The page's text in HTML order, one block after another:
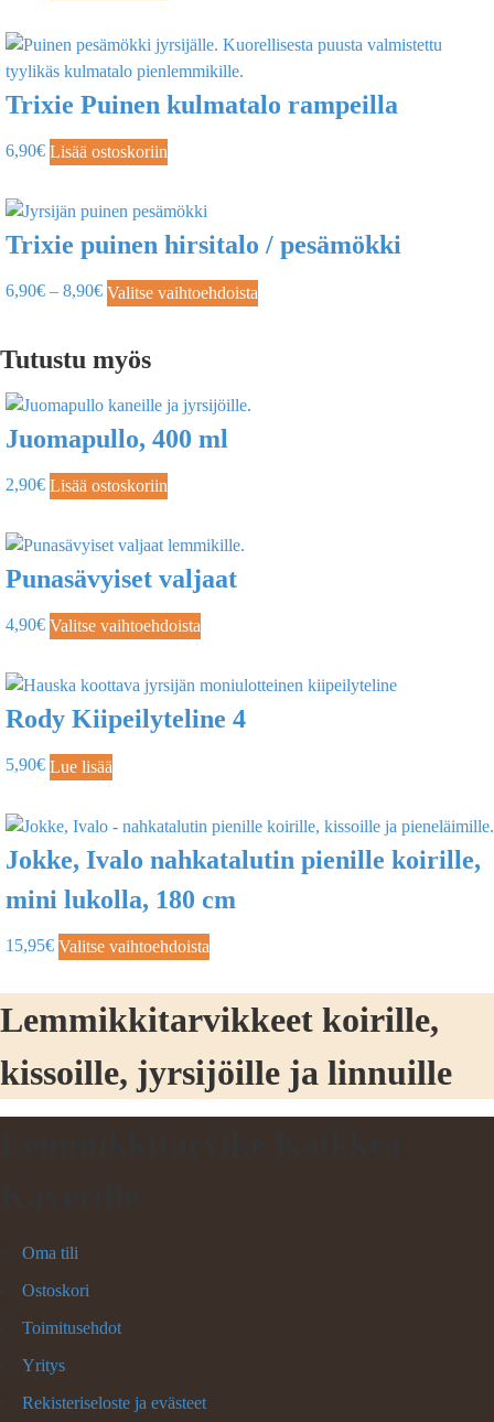
Trixie Puinen kulmatalo rampeilla
6,90€ Lisää ostoskoriin
Trixie puinen hirsitalo / pesämökki
6,90€ – 8,90€ Valitse vaihtoehdoista
Tutustu myös
Juomapullo, 400 ml
2,90€ Lisää ostoskoriin
Punasävyiset valjaat
4,90€ Valitse vaihtoehdoista
Rody Kiipeilyteline 4
5,90€ Lue lisää
Jokke, Ivalo nahkatalutin pienille koirille,
mini lukolla, 180 cm
15,95€ Valitse vaihtoehdoista
Lemmikkitarvikkeet koirille,
kissoille, jyrsijöille ja linnuille
Oma tili
Ostoskori
Toimitusehdot
Yritys
Rekisteriseloste ja evästeet